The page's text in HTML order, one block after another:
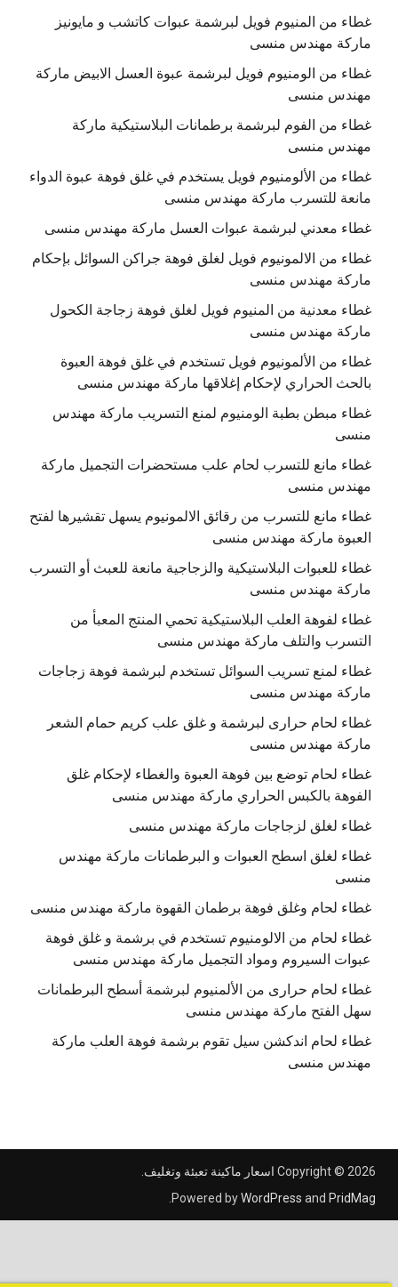
غطاء من المنيوم فويل لبرشمة عبوات كاتشب و مايونيز
ماركة مهندس منسى
غطاء من الومنيوم فويل لبرشمة عبوة العسل الابيض ماركة
مهندس منسى
غطاء من الفوم لبرشمة برطمانات البلاستيكية ماركة
مهندس منسى
غطاء من الألومنيوم فويل يستخدم في غلق فوهة عبوة الدواء
مانعة للتسرب ماركة مهندس منسى
غطاء معدني لبرشمة عبوات العسل ماركة مهندس منسى
غطاء من الالمونيوم فويل لغلق فوهة جراكن السوائل بإحكام
ماركة مهندس منسى
غطاء معدنية من المنيوم فويل لغلق فوهة زجاجة الكحول
ماركة مهندس منسى
غطاء من الألمونيوم فويل تستخدم في غلق فوهة العبوة
بالحث الحراري لإحكام إغلاقها ماركة مهندس منسى
غطاء مبطن بطبة الومنيوم لمنع التسريب ماركة مهندس
منسى
غطاء مانع للتسرب لحام علب مستحضرات التجميل ماركة
مهندس منسى
غطاء مانع للتسرب من رقائق الالمونيوم يسهل تقشيرها لفتح
العبوة ماركة مهندس منسى
غطاء للعبوات البلاستيكية والزجاجية مانعة للعبث أو التسرب
ماركة مهندس منسى
غطاء لفوهة العلب البلاستيكية تحمي المنتج المعبأ من
التسرب والتلف ماركة مهندس منسى
غطاء لمنع تسريب السوائل تستخدم لبرشمة فوهة زجاجات
ماركة مهندس منسى
غطاء لحام حرارى لبرشمة و غلق علب كريم حمام الشعر
ماركة مهندس منسى
غطاء لحام توضع بين فوهة العبوة والغطاء لإحكام غلق
الفوهة بالكبس الحراري ماركة مهندس منسى
غطاء لغلق لزجاجات ماركة مهندس منسى
غطاء لغلق اسطح العبوات و البرطمانات ماركة مهندس
منسى
غطاء لحام وغلق فوهة برطمان القهوة ماركة مهندس منسى
غطاء لحام من الالومنيوم تستخدم في برشمة و غلق فوهة
عبوات السيروم ومواد التجميل ماركة مهندس منسى
غطاء لحام حرارى من الألمنيوم لبرشمة أسطح البرطمانات
سهل الفتح ماركة مهندس منسى
غطاء لحام اندكشن سيل تقوم برشمة فوهة العلب ماركة
مهندس منسى
Copyright © 2026اسعار ماكينة تعبئة وتغليف
Powered byWordPressandPridMag
.